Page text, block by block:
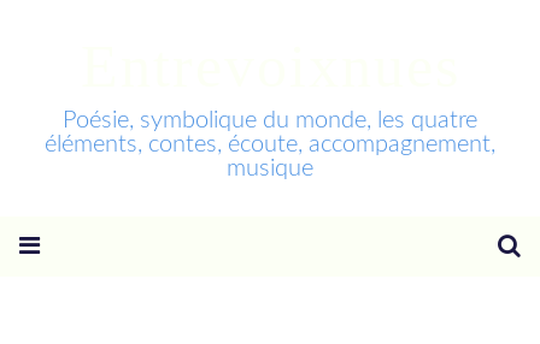
Poésie, symbolique du monde, les quatre
éléments, contes, écoute, accompagnement,
musique